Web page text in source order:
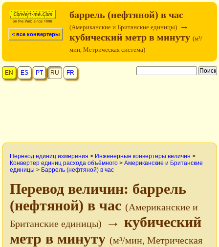
< все конвертеры
баррель (нефтяной) в час
(Американские и Британские единицы) →
кубический метр в минуту (м³/
мин, Метрическая система)
EN ES PT RU FR
Перевод единиц измерения > Инженерные конвертеры величин >
Конвертер единиц расхода объёмного > Американские и Британские
единицы > Баррель (нефтяной) в час
Перевод величин: баррель
(нефтяной) в час (Американские и
Британские единицы)
→ кубический
метр в минуту (м³/мин, Метрическая